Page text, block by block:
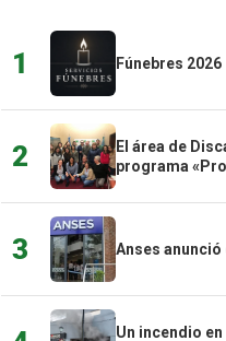
1 Fúnebres 2026
2
El área de
programa
3 Anses
Un incendio